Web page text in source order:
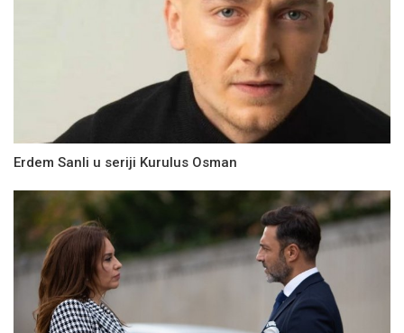
Erdem Sanli u seriji Kurulus Osman